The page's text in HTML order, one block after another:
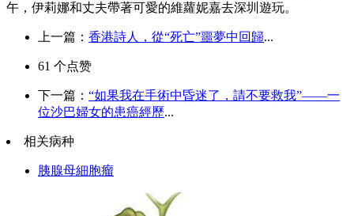
午，伊莉娜和丈夫帶著可愛的維蘿妮嘉去深圳遊玩。
上一篇： 香港詩人，從“死亡”噩夢中回歸...
61 个点赞
下一篇： “如果我在手術中昏迷了，請不要救我”——一
位沙巴婦女的患癌經歷...
相关病种
胰腺母細胞瘤